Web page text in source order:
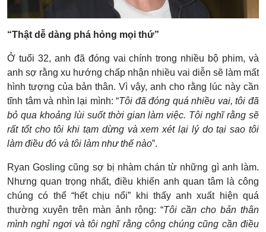
“Thật dễ dàng phá hỏng mọi thứ”
Ở tuổi 32, anh đã đóng vai chính trong nhiều bộ phim, và
anh sợ rằng xu hướng chấp nhận nhiều vai diễn sẽ làm mất
hình tượng của bản thân. Vì vậy, anh cho rằng lúc này cần
tĩnh tâm và nhìn lại mình: “Tôi đã đóng quá nhiều vai, tôi đã
bỏ qua khoảng lùi suốt thời gian làm việc. Tôi nghĩ rằng sẽ
rất tốt cho tôi khi tạm dừng và xem xét lại lý do tại sao tôi
làm điều đó và tôi làm như thế nào”.
Ryan Gosling cũng sợ bị nhàm chán từ những gì anh làm.
Nhưng quan trọng nhất, điều khiến anh quan tâm là công
chúng có thể “hết chịu nổi” khi thấy anh xuất hiện quá
thường xuyên trên màn ảnh rộng: “Tôi cần cho bản thân
mình nghỉ ngơi và tôi nghĩ rằng công chúng cũng cần điều